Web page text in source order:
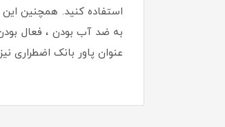
استفاده کنید. همچنین
عنوان پاور بانک اضطراری